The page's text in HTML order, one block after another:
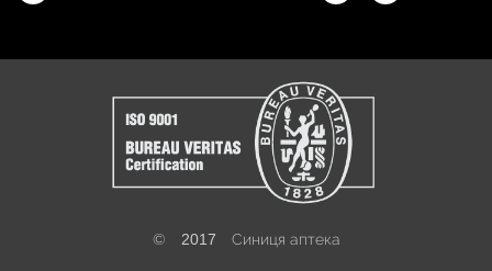
© 2017 Синиця аптека